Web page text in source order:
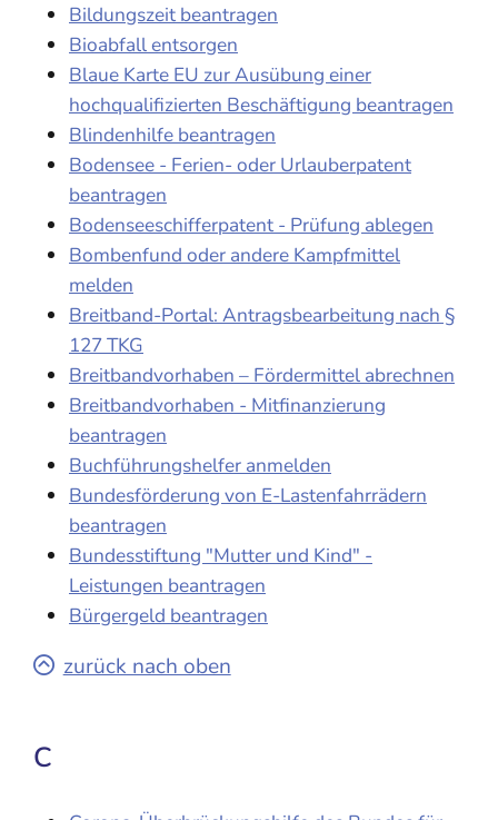
Bildungszeit beantragen
Bioabfall entsorgen
Blaue Karte EU zur Ausübung einer
hochqualifizierten Beschäftigung beantragen
Blindenhilfe beantragen
Bodensee - Ferien- oder Urlauberpatent
beantragen
Bodenseeschifferpatent - Prüfung ablegen
Bombenfund oder andere Kampfmittel
melden
Breitband-Portal: Antragsbearbeitung nach §
127 TKG
Breitbandvorhaben – Fördermittel abrechnen
Breitbandvorhaben - Mitfinanzierung
beantragen
Buchführungshelfer anmelden
Bundesförderung von E-Lastenfahrrädern
beantragen
Bundesstiftung "Mutter und Kind" -
Leistungen beantragen
Bürgergeld beantragen
zurück nach oben
C